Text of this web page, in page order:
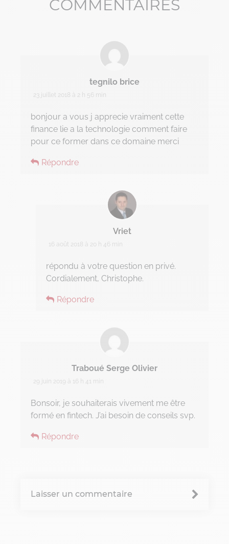
Change management
Data Analyse
Data Management
Fintech
Intelligence collective
Marketplace
Project management
RGPD
Transformation Digitale
COMMENTAIRES
tegnilo brice
23 juillet 2018 à 2 h 56 min
bonjour a vous j apprecie vraiment cette
finance lie a la technologie comment faire
pour ce former dans ce domaine merci
Répondre
Vriet
16 août 2018 à 20 h 46 min
répondu à votre question en privé.
Cordialement, Christophe.
Répondre
Traboué Serge Olivier
29 juin 2019 à 16 h 41 min
Bonsoir, je souhaiterais vivement me être
formé en fintech. J’ai besoin de conseils svp.
Répondre
Laisser un commentaire